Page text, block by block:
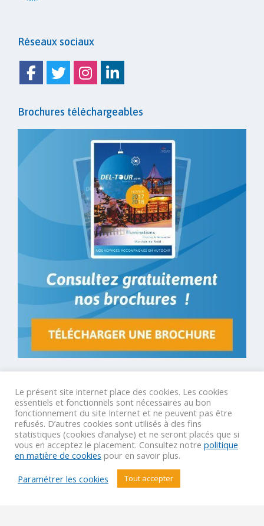
Réseaux sociaux
Facebook
TwitterInstagram
Linkedin
Brochures téléchargeables
© By Poush
Mentions légales
Conditions Générales Groupes
Conditions Générales GIR
Conditions Générales Agences
Le présent site internet place des cookies. Les cookies
essentiels et fonctionnels sont nécessaires au bon
fonctionnement du site Internet et ne peuvent pas être
refusés. D’autres cookies sont utilisés à des fins
statistiques (cookies d’analyse) et ne seront placés que si
vous en acceptez le placement. Consultez notre politique
en matière de cookies pour en savoir plus.
Paramétrer les cookies
Tout accepter